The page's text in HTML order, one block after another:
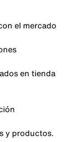
el mercado
en tienda
y productos.